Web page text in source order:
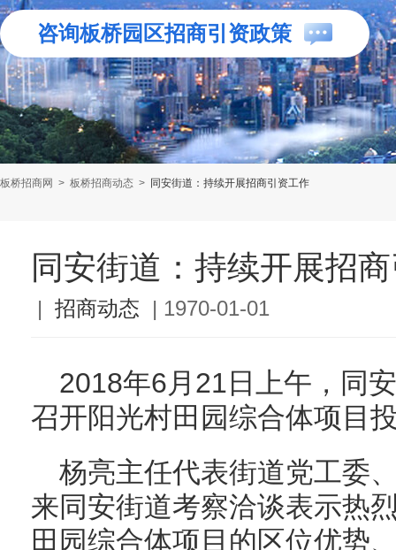
咨询板桥园区招商引资政策
板桥招商网 > 板桥招商动态 > 同安街道：持续开展招商引资工作
同安街道：持续开展招
| 招商动态 | 1970-01-01
2018年6月21日上午，同
召开阳光村田园综合体项目
杨亮主任代表街道党工委
来同安街道考察洽谈表示热
田园综合体项目的区位优势